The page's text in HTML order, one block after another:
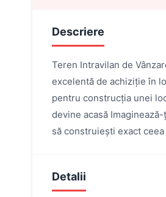
Descriere
Teren Intravilan de
excelentă de achiziție în
pentru construcția unei
devine acasă
să construiești exact
Detalii